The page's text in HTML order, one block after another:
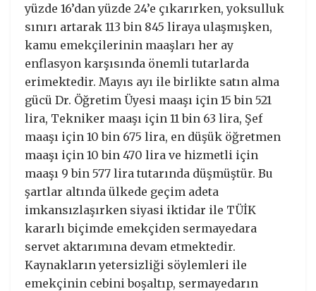
yüzde 16’dan yüzde 24’e çıkarırken, yoksulluk
sınırı artarak 113 bin 845 liraya ulaşmışken,
kamu emekçilerinin maaşları her ay
enflasyon karşısında önemli tutarlarda
erimektedir. Mayıs ayı ile birlikte satın alma
gücü Dr. Öğretim Üyesi maaşı için 15 bin 521
lira, Tekniker maaşı için 11 bin 63 lira, Şef
maaşı için 10 bin 675 lira, en düşük öğretmen
maaşı için 10 bin 470 lira ve hizmetli için
maaşı 9 bin 577 lira tutarında düşmüştür. Bu
şartlar altında ülkede geçim adeta
imkansızlaşırken siyasi iktidar ile TÜİK
kararlı biçimde emekçiden sermayedara
servet aktarımına devam etmektedir.
Kaynakların yetersizliği söylemleri ile
emekçinin cebini boşaltıp, sermayedarın